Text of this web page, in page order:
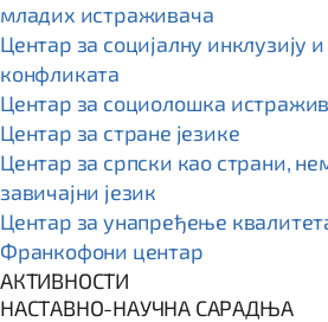
младих истраживача
Центар за социјалну инклузију
конфликата
Центар за социолошка
Центар за стране језике
Центар за српски као страни,
завичајни језик
Центар за унапређење
Франкофони центар
АКТИВНОСТИ
НАСТАВНО-НАУЧНА САРАДЊА